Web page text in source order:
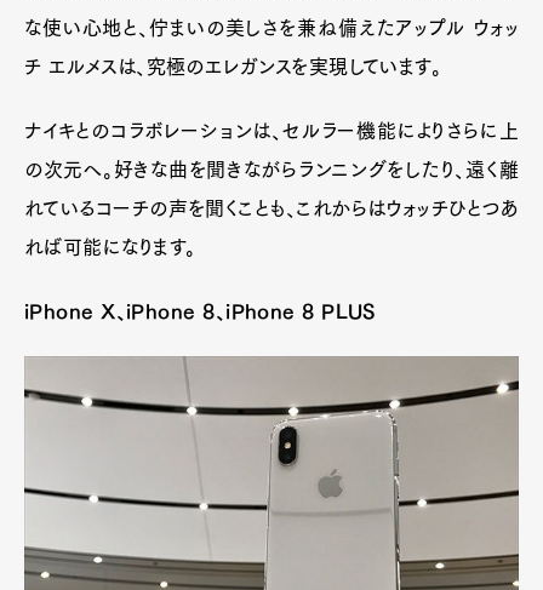
な使い心地と、佇まいの美しさを兼ね備えたアップル ウォッ
チ エルメスは、究極のエレガンスを実現しています。
ナイキとのコラボレーションは、セルラー機能によりさらに上
の次元へ。好きな曲を聞きながらランニングをしたり、遠く離
れているコーチの声を聞くことも、これからはウォッチひとつあ
れば可能になります。
iPhone X、iPhone 8、iPhone 8 PLUS